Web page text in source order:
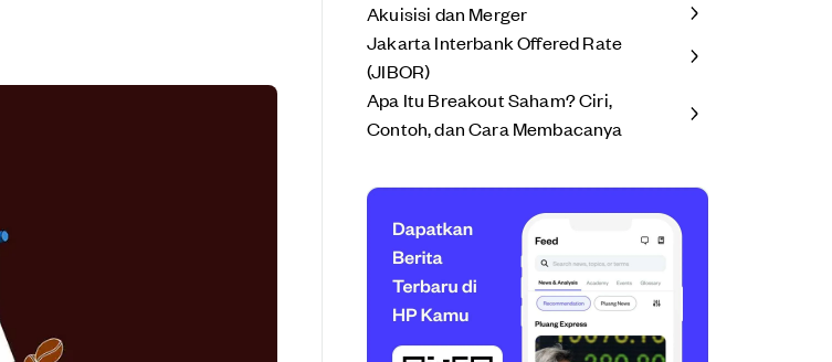
Akuisisi dan Merger
Jakarta Interbank Offered Rate
(JIBOR)
Apa Itu Breakout Saham? Ciri,
Contoh, dan Cara Membacanya